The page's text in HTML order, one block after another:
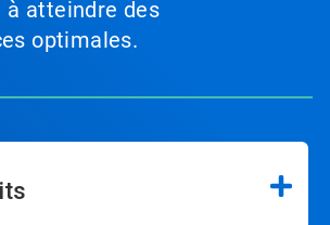
à atteindre des
optimales.